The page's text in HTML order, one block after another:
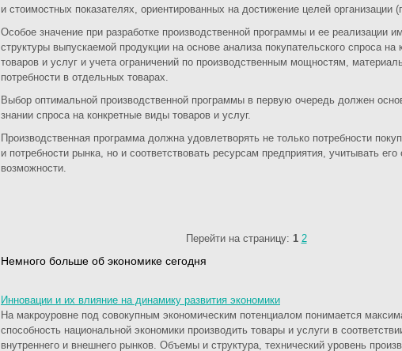
и стоимостных показателях, ориентированных на достижение целей организации
Особое значение при разработке производственной программы и ее реализации
структуры выпускаемой продукции на основе анализа покупательского спроса на
товаров и услуг и учета ограничений по производственным мощностям,
потребности в отдельных товарах.
Выбор оптимальной производственной программы в первую очередь должен
знании спроса на конкретные виды товаров и услуг.
Производственная программа должна удовлетворять не только потребности
и потребности рынка, но и соответствовать ресурсам предприятия, учитывать его
возможности.
Перейти на страницу: 1 2
Немного больше об экономике сегодня
Инновации и их влияние на динамику развития экономики
На макроуровне под совокупным экономическим потенциалом понимается
способность национальной экономики производить товары и услуги в
внутреннего и внешнего рынков. Объемы и структура, технический уровень